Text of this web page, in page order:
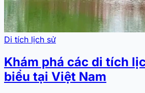
Di tích lịch sử
Khám phá các di tích
biểu tại Việt Nam